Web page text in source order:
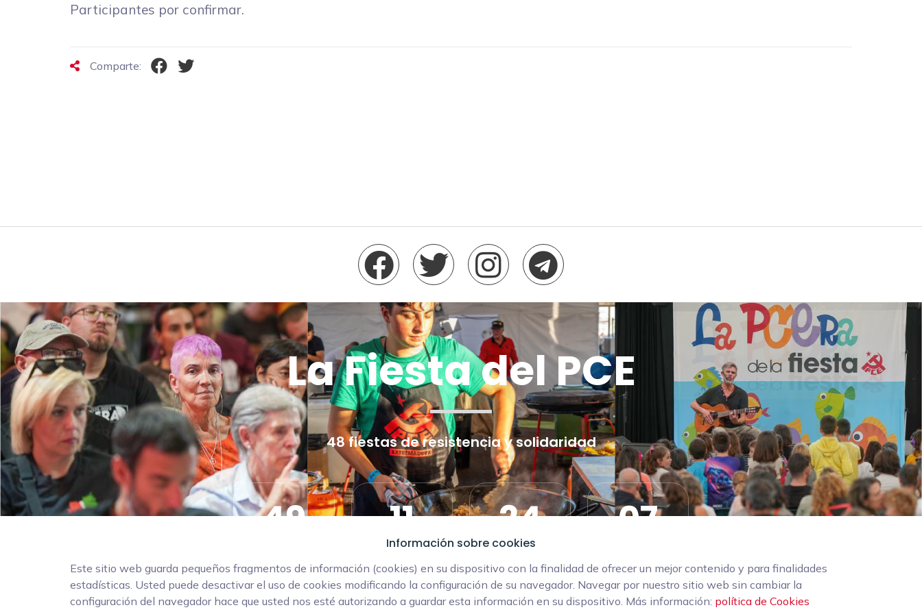
Información sobre cookies
Este sitio web guarda pequeños fragmentos de información (cookies) en su dispositivo con la finalidad de ofrecer un mejor contenido y para finalidades
estadísticas. Usted puede desactivar el uso de cookies modificando la configuración de su navegador. Navegar por nuestro sitio web sin cambiar la
configuración del navegador hace que usted nos esté autorizando a guardar esta información en su dispositivo. Más información: política de Cookies
Participantes por confirmar.
Comparte:
La Fiesta del PCE
48 fiestas de resistencia y solidaridad
49 11
Horas
24
Minutos
07